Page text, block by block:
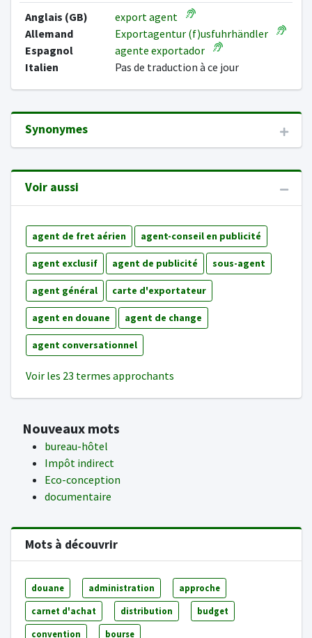
Anglais (GB)
export agent
Allemand
Exportagentur (f)usfuhrhändler
Espagnol
agente exportador
Italien
Pas de traduction à ce jour
Synonymes
Voir aussi
agent de fret aérien agent-conseil en publicité
agent exclusif agent de publicité sous-agent
agent général carte d'exportateur
agent en douane agent de change
agent conversationnel
Voir les 23 termes approchants
Nouveaux mots
bureau-hôtel
Impôt indirect
Eco-conception
documentaire
Mots à découvrir
douane administration approche
carnet d'achat distribution budget
convention bourse